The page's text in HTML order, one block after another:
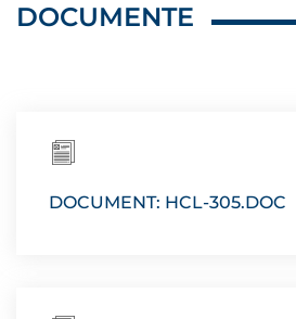
DOCUMENTE
DOCUMENT: HCL-305.DOC